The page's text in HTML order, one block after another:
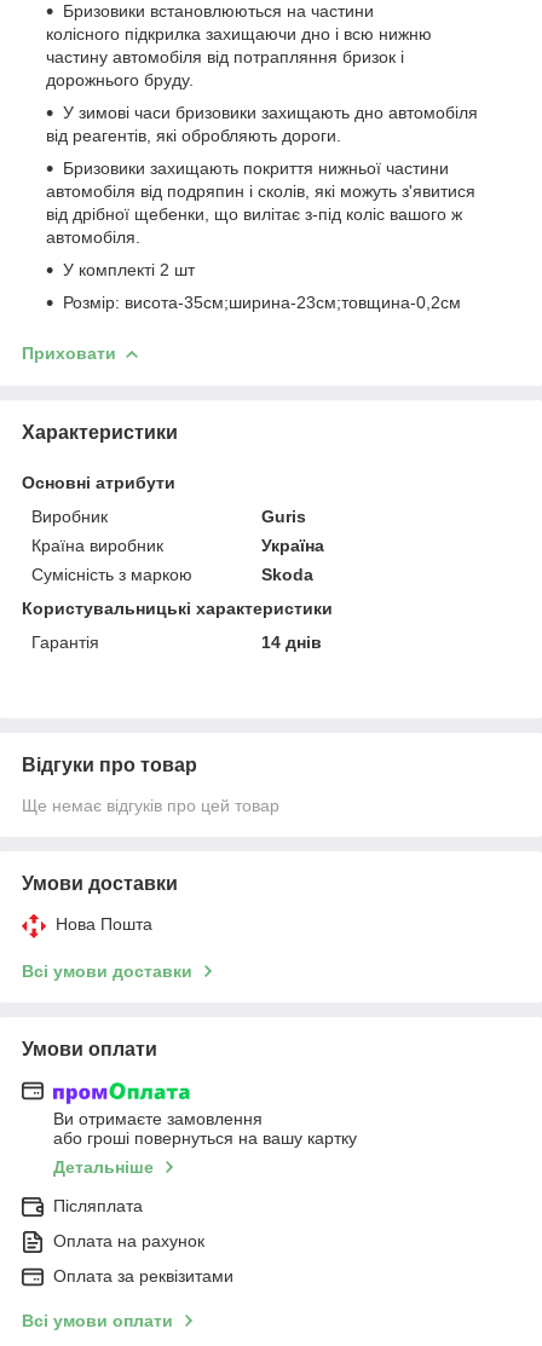
Бризовики встановлюються на частини
колісного підкрилка захищаючи дно і всю нижню
частину автомобіля від потрапляння бризок і
дорожнього бруду.
У зимові часи бризовики захищають дно автомобіля
від реагентів, які обробляють дороги.
Бризовики захищають покриття нижньої частини
автомобіля від подряпин і сколів, які можуть з'явитися
від дрібної щебенки, що вилітає з-під коліс вашого ж
автомобіля.
У комплекті 2 шт
Розмір: висота-35см;ширина-23см;товщина-0,2см
Приховати
Характеристики
Основні атрибути
Виробник
Guris
Країна виробник
Україна
Сумісність з маркою
Skoda
Користувальницькі характеристики
Гарантія
14 днів
Відгуки про товар
Ще немає відгуків про цей товар
Умови доставки
Нова Пошта
Всі умови доставки
Умови оплати
Ви отримаєте замовлення
або гроші повернуться на вашу картку
Детальніше
Післяплата
Оплата на рахунок
Оплата за реквізитами
Всі умови оплати